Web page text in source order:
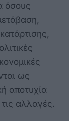
όσους
ως
αποτυχία
αλλαγές.